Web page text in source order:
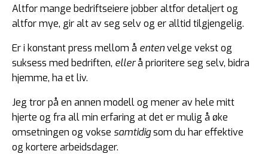
Altfor mange bedriftseiere jobber altfor detaljert og
altfor mye, gir alt av seg selv og er alltid tilgjengelig.
Er i konstant press mellom å entenvelge vekst og
suksess med bedriften, ellerå prioritere seg selv, bidra
hjemme, ha et liv.
Jeg tror på en annen modell og mener av hele mitt
hjerte og fra all min erfaring at det er mulig å øke
omsetningen og vokse samtidigsom du har effektive
og kortere arbeidsdager.